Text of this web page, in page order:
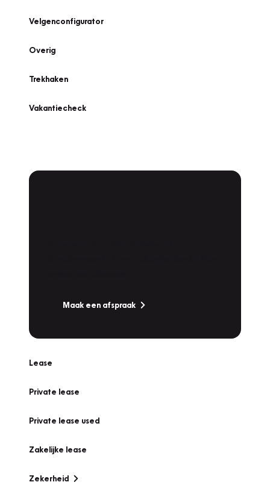
Velgenconfigurator
Overig
Trekhaken
Vakantiecheck
Maak een afspraak
Lease
Private lease
Private lease used
Zakelijke lease
Zekerheid